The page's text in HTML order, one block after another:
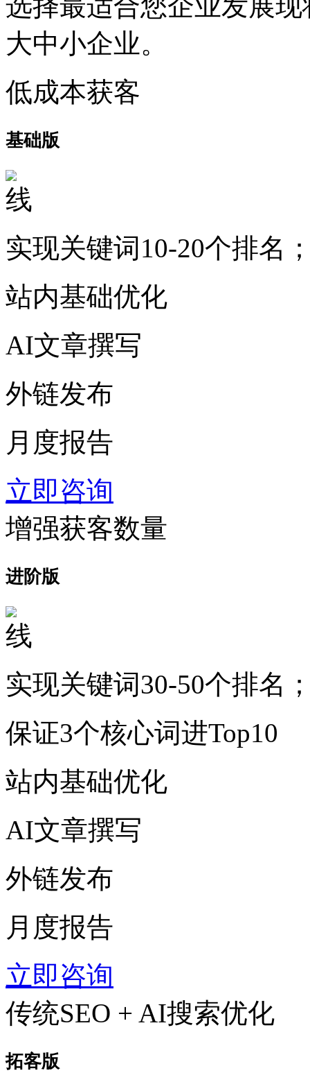
选择最适合您企业发展
大中小企业。
低成本获客
基础版
实现关键词10-20个排名
站内基础优化
AI文章撰写
外链发布
月度报告
立即咨询
增强获客数量
进阶版
实现关键词30-50个排名
保证3个核心词进Top10
站内基础优化
AI文章撰写
外链发布
月度报告
立即咨询
传统SEO + AI搜索优化
拓客版